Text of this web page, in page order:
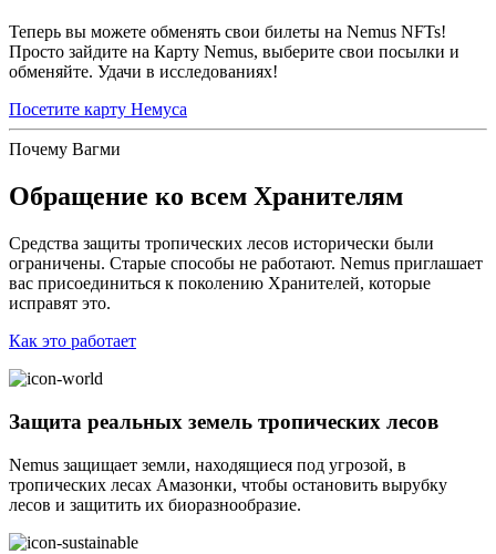
Теперь вы можете обменять свои билеты на Nemus NFTs!
Просто зайдите на Карту Nemus, выберите свои посылки и
обменяйте. Удачи в исследованиях!
Посетите карту Немуса
Почему Вагми
Обращение ко всем Хранителям
Средства защиты тропических лесов исторически были
ограничены. Старые способы не работают. Nemus приглашает
вас присоединиться к поколению Хранителей, которые
исправят это.
Как это работает
Защита реальных земель тропических лесов
Nemus защищает земли, находящиеся под угрозой, в
тропических лесах Амазонки, чтобы остановить вырубку
лесов и защитить их биоразнообразие.